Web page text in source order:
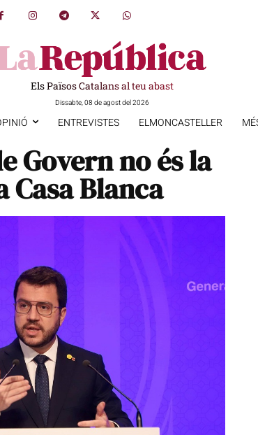
Els Països Catalans al teu abast
Dissabte, 08 de agost del 2026
ENTREVISTES ELMONCASTELLER
Govern no és la
Casa Blanca